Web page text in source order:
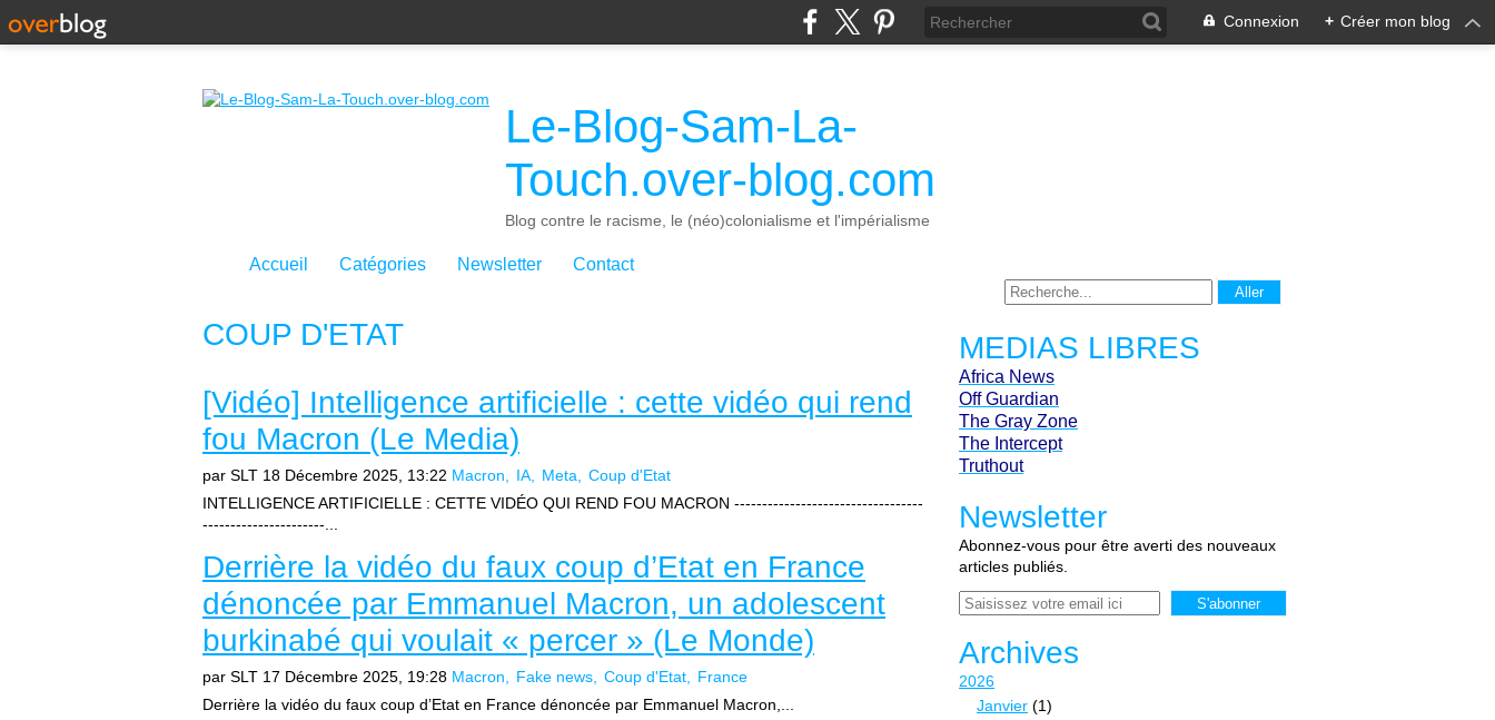
Connexion + Créer mon blog
Le-Blog-Sam-La-
Touch.over-blog.com
Blog contre le racisme, le (néo)colonialisme et l'impérialisme
Accueil Catégories Newsletter Contact
COUP D'ETAT
[Vidéo] Intelligence artificielle : cette vidéo qui rend
fou Macron (Le Media)
par SLT 18 Décembre 2025, 13:22 Macron IA Meta
Coup d'Etat
INTELLIGENCE ARTIFICIELLE : CETTE VIDÉO QUI REND FOU MACRON ----------------------------------
----------------------...
Derrière la vidéo du faux coup d’Etat en France
dénoncée par Emmanuel Macron, un adolescent
burkinabé qui voulait « percer » (Le Monde)
par SLT 17 Décembre 2025, 19:28 Macron Fake news Coup d'Etat
France
Derrière la vidéo du faux coup d’Etat en France dénoncée par Emmanuel Macron,...
MEDIAS LIBRES
Africa News
Off Guardian
The Gray Zone
The Intercept
Truthout
Newsletter
Abonnez-vous pour être averti des nouveaux
articles publiés.
Email
Archives
2026
Janvier (1)